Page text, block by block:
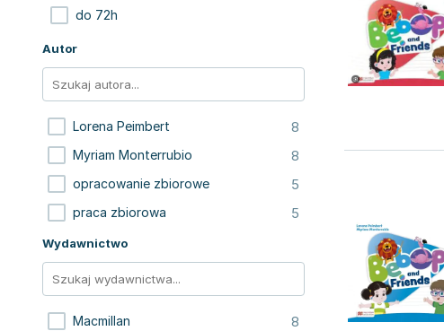
do 72h
Autor
Lorena Peimbert 8
Myriam Monterrubio 8
opracowanie zbiorowe 5
praca zbiorowa 5
Wydawnictwo
Macmillan 8